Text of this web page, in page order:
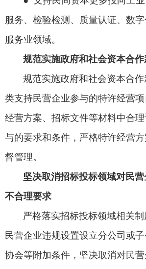
服务、检验检测、质量认证、数
服务业领域。
规范实施政府和社会资本合作
规范实施政府和社会资本合
类支持民营企业参与的特许经营
经营方案、招标文件等材料中合
与的要求和条件，严格特许经营
督管理。
坚决取消招标投标领域对民
不合理要求
严格落实招标投标领域相关
民营企业违规设置设立分公司或
协会等附加条件，坚决取消对民